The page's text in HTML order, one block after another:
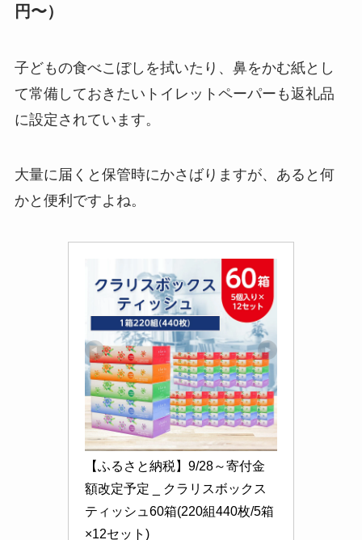
円〜）
子どもの食べこぼしを拭いたり、鼻をかむ紙とし
て常備しておきたいトイレットペーパーも返礼品
に設定されています。
大量に届くと保管時にかさばりますが、あると何
かと便利ですよね。
【ふるさと納税】9/28～寄付金
額改定予定 _ クラリスボックス
ティッシュ60箱(220組440枚/5箱
×12セット)